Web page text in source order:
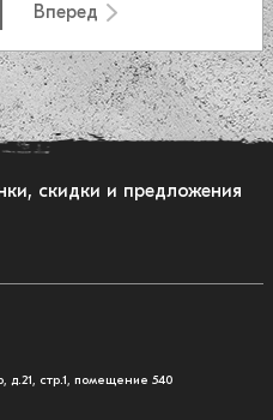
Вперед
скидки и предложения
д.21, стр.1, помещение 540